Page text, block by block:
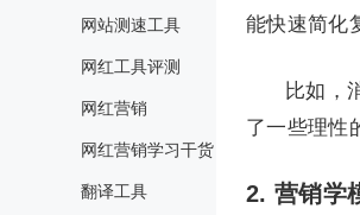
网站测速工具
网红工具评测
网红营销
网红营销学习干货
翻译工具
能快速简化
比如，
了一些理性
2. 营销学